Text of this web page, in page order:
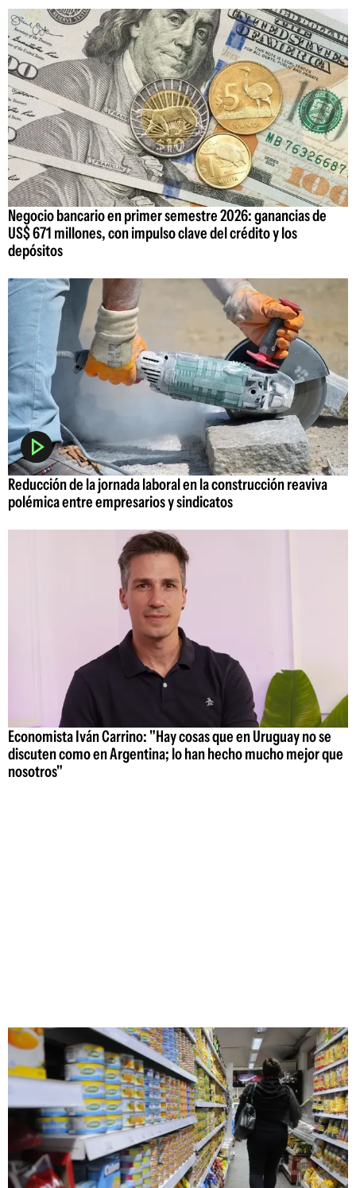
Negocio bancario en primer semestre 2026: ganancias de
US$ 671 millones, con impulso clave del crédito y los
depósitos
Reducción de la jornada laboral en la construcción reaviva
polémica entre empresarios y sindicatos
Economista Iván Carrino: "Hay cosas que en Uruguay no se
discuten como en Argentina; lo han hecho mucho mejor que
nosotros"